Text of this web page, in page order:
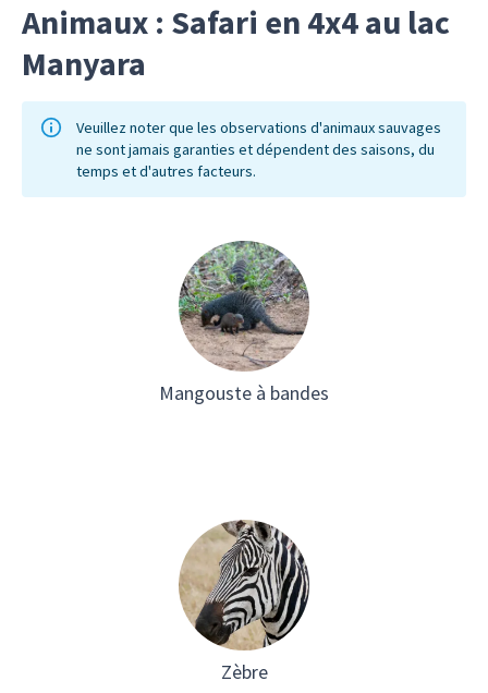
hippopotames, etc. Votre ranger veillera
à votre sécurité et votre guide
francophone vous accompagnera pour
la traduction. Profitez-en !
Animaux : Safari en 4x4 au lac
Manyara
Veuillez noter que les observations d'animaux sauvages
ne sont jamais garanties et dépendent des saisons, du
temps et d'autres facteurs.
Mangouste à bandes
Zèbre